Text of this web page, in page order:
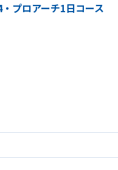
プロアーチ1日コース